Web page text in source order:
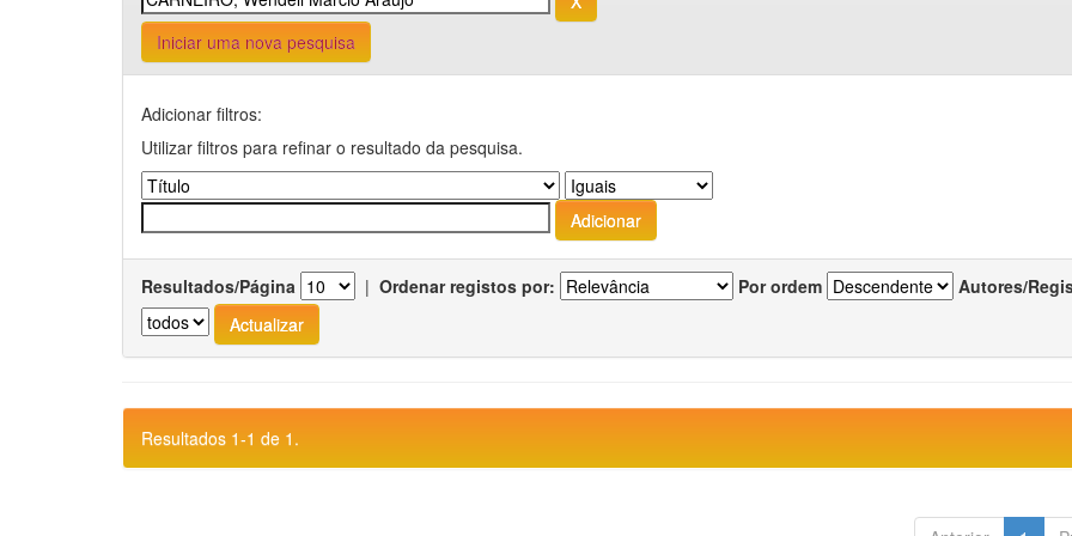
Iniciar uma nova pesquisa
Adicionar filtros:
Utilizar filtros para refinar o resultado da pesquisa.
Resultados/Página | Ordenar registos por: Por ordem Autores/
Resultados 1-1 de 1.